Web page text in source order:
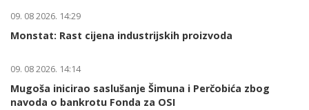
09. 08 2026. 14:29
Monstat: Rast cijena industrijskih proizvoda
09. 08 2026. 14:14
Mugoša inicirao saslušanje Šimuna i Perčobića zbog
navoda o bankrotu Fonda za OSI